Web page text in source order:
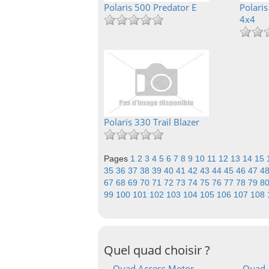
Polaris 500 Predator E
4x4
Polaris 330 Trail Blazer
Pages 1 2 3 4 5 6 7 8 9 10 11 12 13 14 15
35 36 37 38 39 40 41 42 43 44 45 46 47
67 68 69 70 71 72 73 74 75 76 77 78 79
99 100 101 102 103 104 105 106 107 108
Quel quad choisir ?